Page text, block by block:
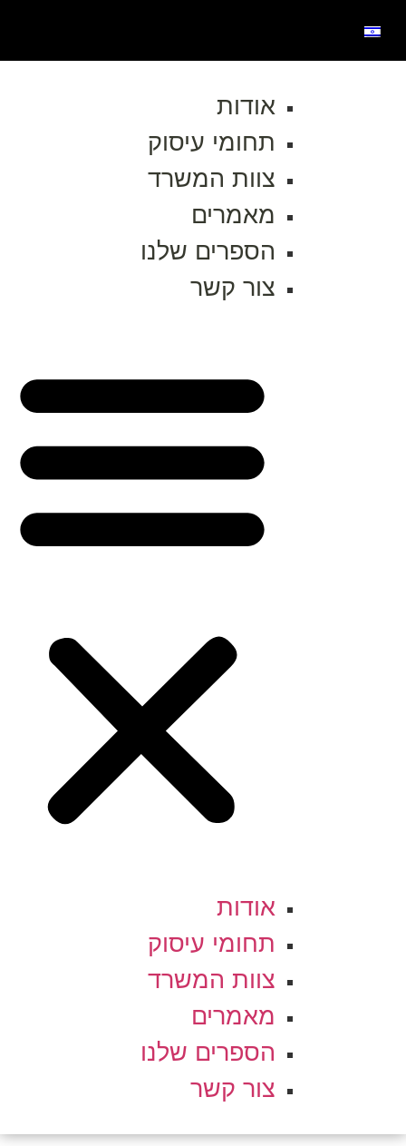
אודות
תחומי עיסוק
צוות המשרד
מאמרים
הספרים שלנו
צור קשר
אודות
תחומי עיסוק
צוות המשרד
מאמרים
הספרים שלנו
צור קשר